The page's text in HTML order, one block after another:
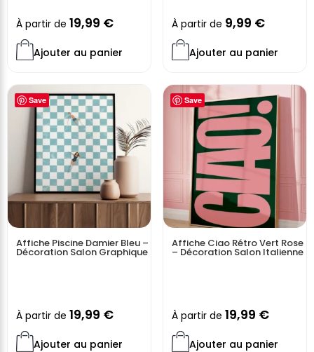
À partir de 19,99 €
Ajouter au panier
À partir de 9,99 €
Ajouter au panier
Save
Affiche Piscine Damier Bleu –
Décoration Salon Graphique
À partir de 19,99 €
Ajouter au panier
Save
Affiche Ciao Rétro Vert Rose
– Décoration Salon Italienne
À partir de 19,99 €
Ajouter au panier